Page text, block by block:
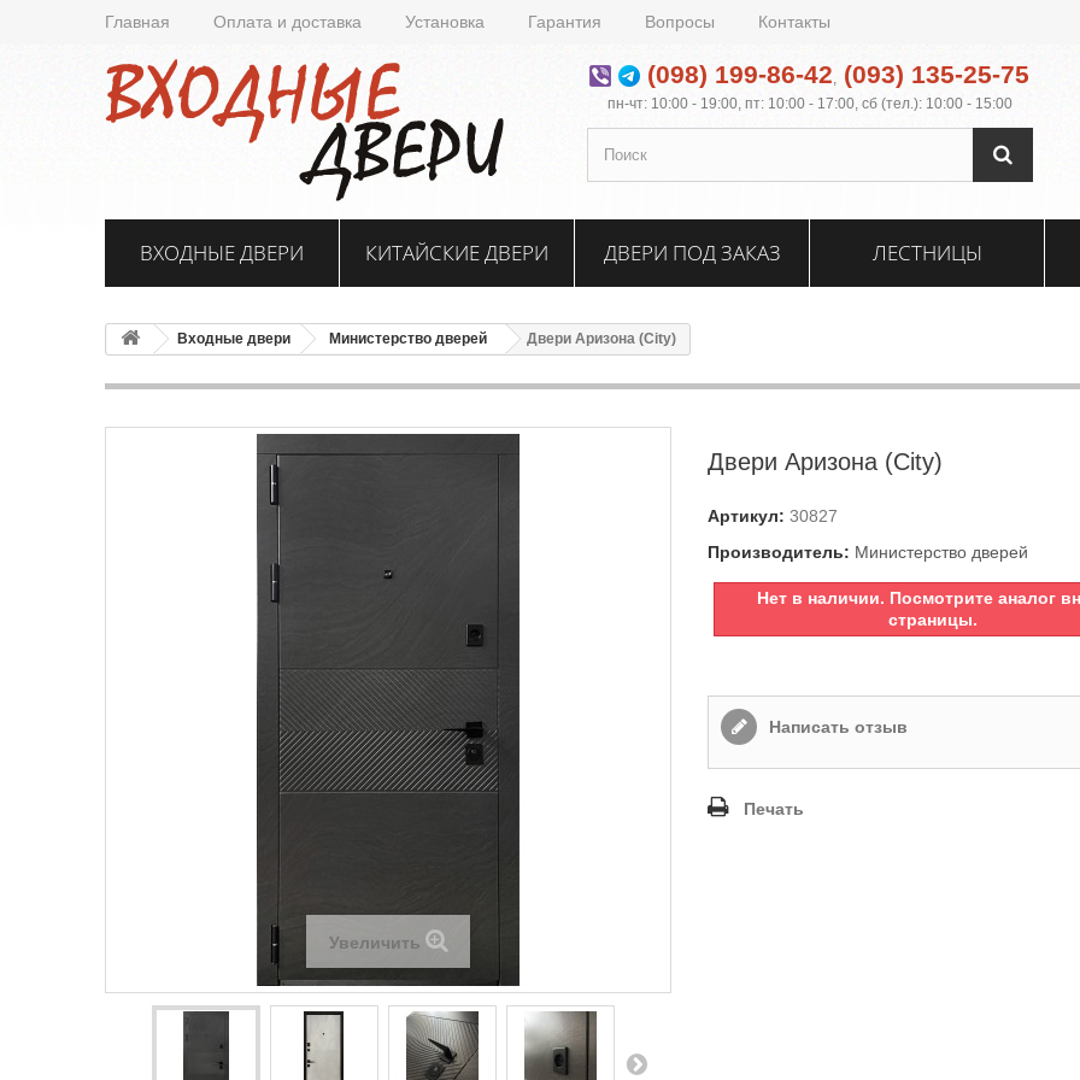
Главная Оплата и доставка Установка Гарантия Вопросы Контакты
(098) 199-86-42, (093) 135-25-75
пн-чт: 10:00 - 19:00, пт: 10:00 - 17:00, сб (тел.): 10:00 - 15:00
ВХОДНЫЕ ДВЕРИ КИТАЙСКИЕ ДВЕРИ ДВЕРИ ПОД ЗАКАЗ ЛЕСТНИЦЫ
Входные двери Министерство дверей Двери Аризона (City)
Увеличить
Двери Аризона (City)
Артикул: 30827
Производитель: Министерство дверей
Нет в наличии. Посмотрите аналог
страницы.
Написать отзыв
Печать